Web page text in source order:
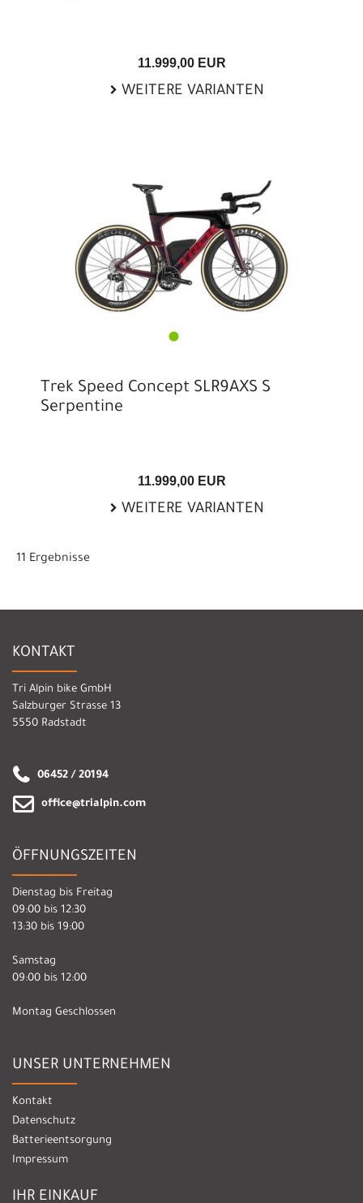
11.999,00 EUR
WEITERE VARIANTEN
Trek Speed Concept SLR9AXS S
Serpentine
11.999,00 EUR
WEITERE VARIANTEN
11 Ergebnisse
KONTAKT
Tri Alpin bike GmbH
Salzburger Strasse 13
5550 Radstadt
06452 / 20194
office@trialpin.com
ÖFFNUNGSZEITEN
Dienstag bis Freitag
09:00 bis 12:30
13:30 bis 19:00
Samstag
09:00 bis 12:00
Montag Geschlossen
UNSER UNTERNEHMEN
Kontakt
Datenschutz
Batterieentsorgung
Impressum
IHR EINKAUF